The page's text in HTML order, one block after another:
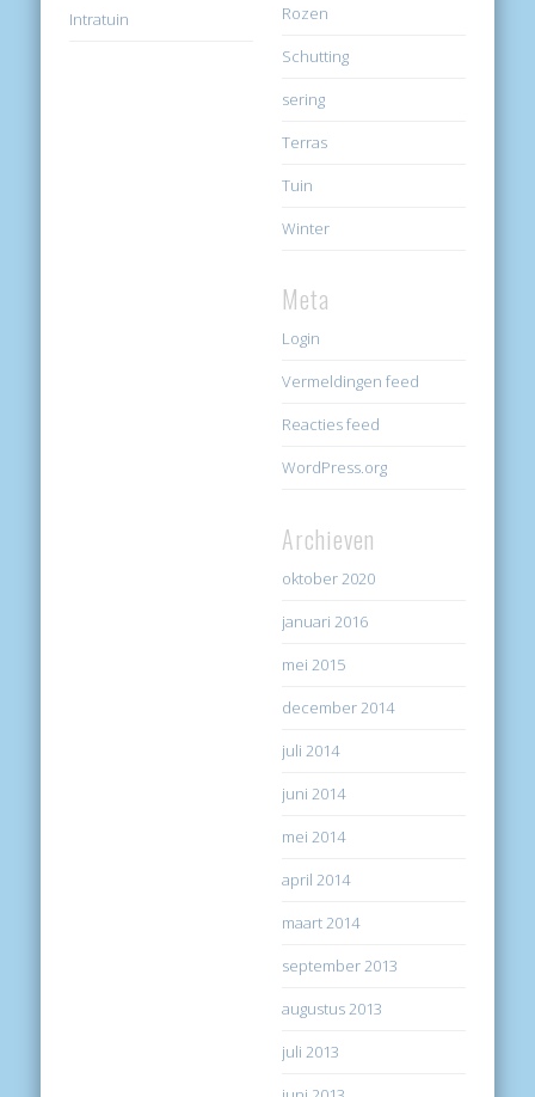
Intratuin
Rozen
Schutting
sering
Terras
Tuin
Winter
Meta
Login
Vermeldingen feed
Reacties feed
WordPress.org
Archieven
oktober 2020
januari 2016
mei 2015
december 2014
juli 2014
juni 2014
mei 2014
april 2014
maart 2014
september 2013
augustus 2013
juli 2013